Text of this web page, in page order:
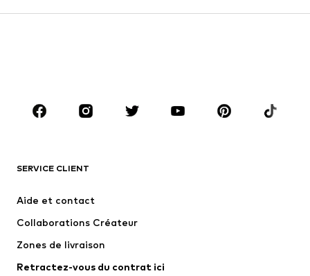
Accessoires
Premium
Nouveautés
Vestes
Lingerie
Manteaux
Jupes
SERVICE CLIENT
Aide et contact
Collaborations Créateur
Zones de livraison
Retractez-vous du contrat ici